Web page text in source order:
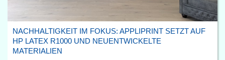
NACHHALTIGKEIT IM FOKUS: APPLIPRINT SETZT AUF
HP LATEX R1000 UND NEUENTWICKELTE
MATERIALIEN